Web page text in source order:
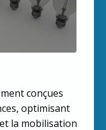
conçues
optimisant
la mobilisation